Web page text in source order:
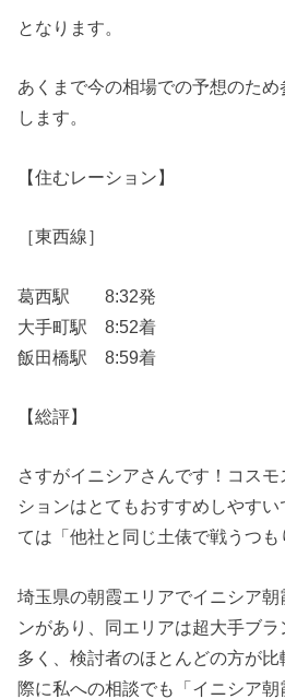
となります。
あくまで今の相場での予想のた
します。
【住むレーション】
［東西線］
葛西駅 8:32発
大手町駅 8:52着
飯田橋駅 8:59着
【総評】
さすがイニシアさんです！コス
ションはとてもおすすめしやす
ては「他社と同じ土俵で戦うつも
埼玉県の朝霞エリアでイニシア朝
ンがあり、同エリアは超大手ブ
多く、検討者のほとんどの方が
際に私への相談でも「イニシア朝